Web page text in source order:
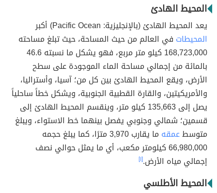
المحيط الهادئ
يعد المحيط الهادئ (بالإنجليزية: Pacific Ocean) أكبر
المحيطات في العالم من حيث المساحة، حيث تبلغ مساحته
168,723,000 كيلو متر مربع، فهو يشكل ما نسبته 46.6
بالمائة من إجمالي مساحة الماء الموجودة على سطح
الأرض، ويقع المحيط الهادئ بين كل من؛ آسيا، وأستراليا،
والأمريكيتين، والقارة القطبية الجنوبية، ويشكل خطاً ساحلياً
يصل إلى 135,663 كيلو متر، وينقسم المحيط الهادئ إلى
قسمين؛ شمالي وجنوبي يفصل بينهما خط الاستواء، ويبلغ
متوسطعمقه
ما يقارب 3,970 مترًا، كما يبلغ حجمه
66,980,000 كيلومتر مكعب، أي ما يمثل حوالي نصف
إجمالي مياه الأرض.[١]
المحيط الأطلسي